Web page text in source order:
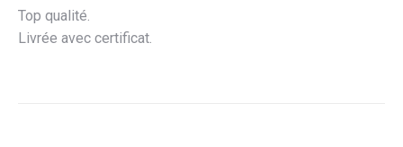
Top qualité.
Livrée avec certificat.